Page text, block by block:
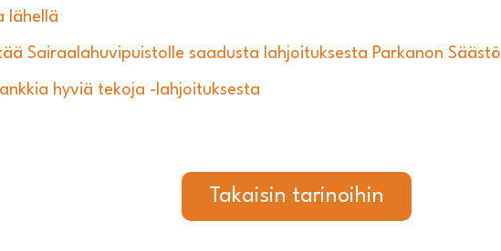
lähellä
Sairaalahuvipuistolle saadusta lahjoituksesta Parkanon
hyviä tekoja -lahjoituksesta
Takaisin tarinoihin